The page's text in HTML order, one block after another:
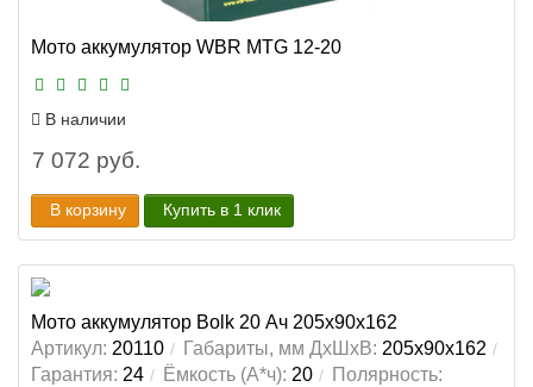
Мото аккумулятор WBR MTG 12-20
В наличии
7 072 руб.
В корзину Купить в 1 клик
Мото аккумулятор Bolk 20 Ач 205x90x162
Артикул: 20110 Габариты, мм ДхШхВ: 205x90x162
Гарантия: 24 Ёмкость (А*ч): 20
Полярность: